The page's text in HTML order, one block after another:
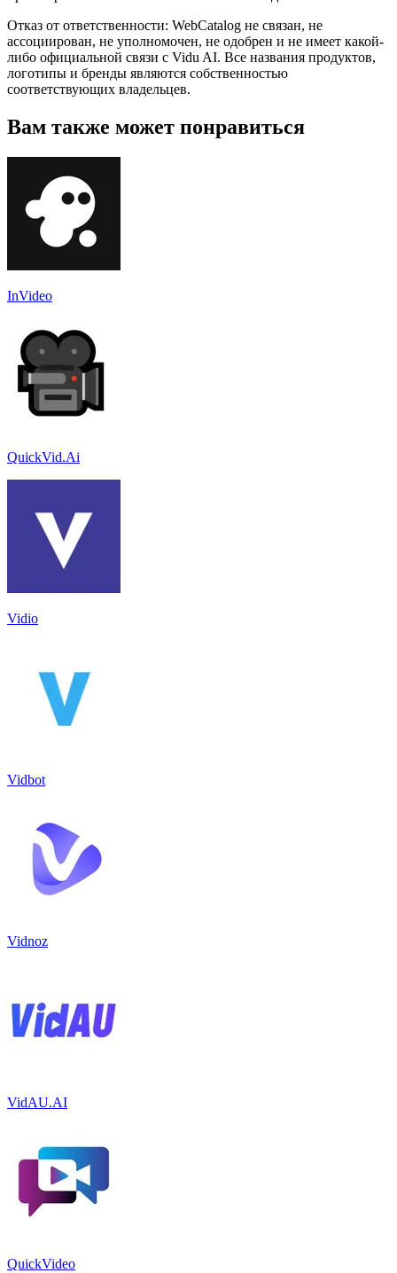
Отказ от ответственности: WebCatalog не связан, не
ассоциирован, не уполномочен, не одобрен и не имеет какой-
либо официальной связи с Vidu AI. Все названия продуктов,
логотипы и бренды являются собственностью
соответствующих владельцев.
Вам также может понравиться
InVideo
QuickVid.Ai
Vidio
Vidbot
Vidnoz
VidAU.AI
QuickVideo